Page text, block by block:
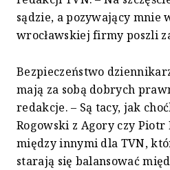
sądzie, a pozywający mnie
wrocławskiej firmy poszli
Bezpieczeństwo
mają za sobą dobrych
redakcje. – Są tacy, jak
Rogowski z Agory czy
między innymi dla TVN,
starają się balansować